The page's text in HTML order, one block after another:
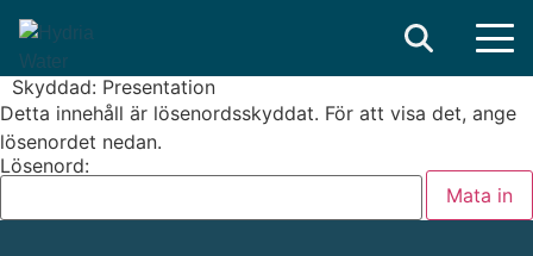
Search
Skyddad: Presentation
Detta innehåll är lösenordsskyddat. För att visa det, ange
lösenordet nedan.
Lösenord: